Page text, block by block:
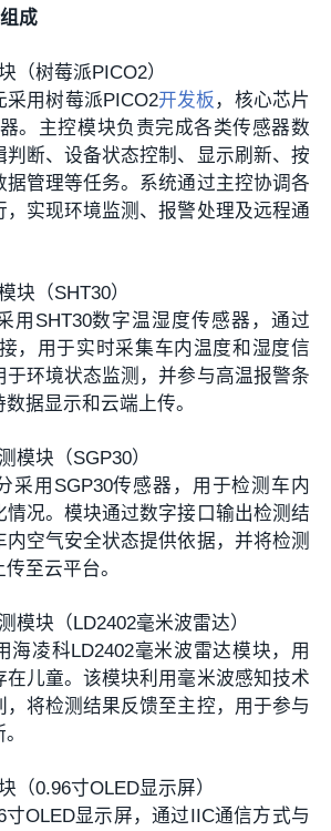
成
（树莓派PICO2）
采用树莓派PICO2开发板 ，核心芯片
。主控模块负责完成各类传感器数
判断、设备状态控制、显示刷新、按
据管理等任务。系统通过主控协调各
，实现环境监测、报警处理及远程通
块（SHT30）
用SHT30数字温湿度传感器，通过
，用于实时采集车内温度和湿度信
于环境状态监测，并参与高温报警条
据显示和云端上传。
模块（SGP30）
采用SGP30传感器，用于检测车内
情况。模块通过数字接口输出检测结
内空气安全状态提供依据，并将检测
至云平台。
模块（LD2402毫米波雷达）
海凌科LD2402毫米波雷达模块，用
在儿童。该模块利用毫米波感知技术
，将检测结果反馈至主控，用于参与
（0.96寸OLED显示屏）
寸OLED显示屏，通过IIC通信方式与